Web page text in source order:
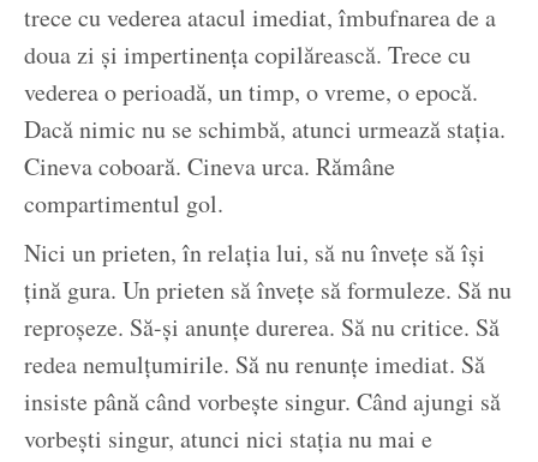
trece cu vederea atacul imediat, îmbufnarea de a
doua zi și impertinența copilărească. Trece cu
vederea o perioadă, un timp, o vreme, o epocă.
Dacă nimic nu se schimbă, atunci urmează stația.
Cineva coboară. Cineva urca. Rămâne
compartimentul gol.
Nici un prieten, în relația lui, să nu învețe să își
țină gura. Un prieten să învețe să formuleze. Să nu
reproșeze. Să-și anunțe durerea. Să nu critice. Să
redea nemulțumirile. Să nu renunțe imediat. Să
insiste până când vorbește singur. Când ajungi să
vorbești singur, atunci nici stația nu mai e